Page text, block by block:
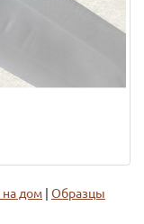
на дом
Образцы